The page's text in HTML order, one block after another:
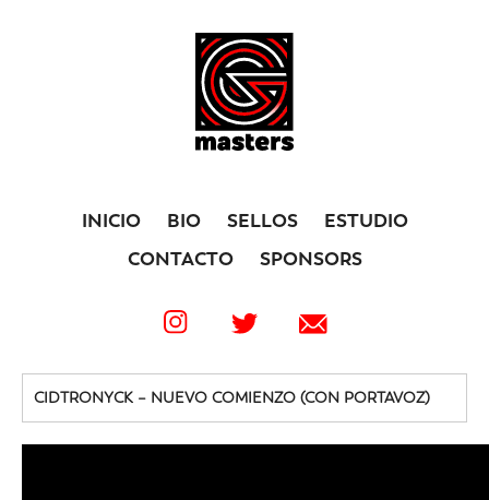
INICIO BIO SELLOS
ESTUDIO
CONTACTO
SPONSORS
CIDTRONYCK – NUEVO COMIENZO (CON PORTAVOZ)